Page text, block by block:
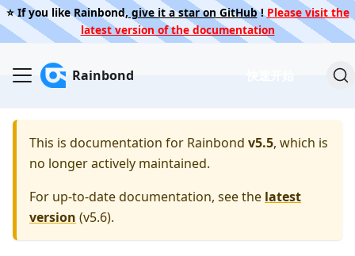
⭐️ If you like Rainbond, give it a star on GitHub!Please visit the
latest version of the documentation
Rainbond
This is documentation for Rainbond v5.5, which is
no longer actively maintained.
For up-to-date documentation, see the latest
version (v5.6).